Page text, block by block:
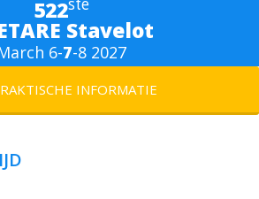
522ste
Stavelot
6-7-8 2027
INFORMATIE